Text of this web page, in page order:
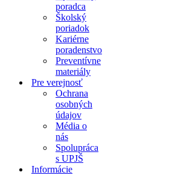
poradca
Školský
poriadok
Kariérne
poradenstvo
Preventívne
materiály
Pre verejnosť
Ochrana
osobných
údajov
Média o
nás
Spolupráca
s UPJŠ
Informácie